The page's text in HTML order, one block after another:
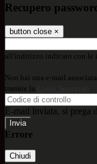
Recupero
button close ×
all'indirizzo indicato con le
Non hai una e-mail
tramite la
E-mail inviata, si prega
Errore
Chiudi